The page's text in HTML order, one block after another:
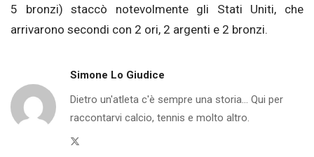
5 bronzi) staccò notevolmente gli Stati Uniti, che
arrivarono secondi con 2 ori, 2 argenti e 2 bronzi.
Simone Lo Giudice
Dietro un'atleta c'è sempre una storia... Qui per
raccontarvi calcio, tennis e molto altro.